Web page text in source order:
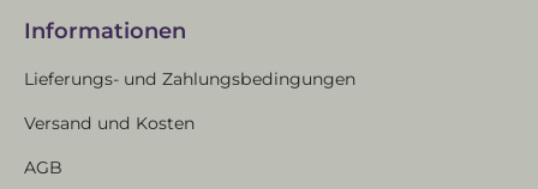
Informationen
Lieferungs- und Zahlungsbedingungen
Versand und Kosten
AGB